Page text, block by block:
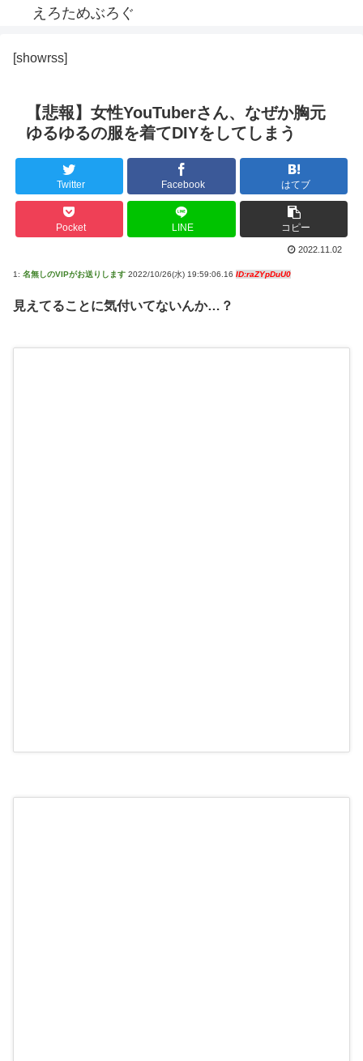
えろためぶろぐ
[showrss]
【悲報】女性YouTuberさん、なぜか胸元
ゆるゆるの服を着てDIYをしてしまう
Twitter Facebook はてブ
Pocket LINE コピー
2022.11.02
1: 名無しのVIPがお送りします 2022/10/26(水) 19:59:06.16 ID:raZYpDuU0
見えてることに気付いてないんか…？